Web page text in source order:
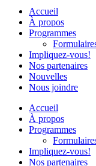
Accueil
À propos
Programmes
Impliquez-vous!
Nos partenaires
Nouvelles
Nous joindre
Accueil
À propos
Programmes
Impliquez-vous!
Nos partenaires